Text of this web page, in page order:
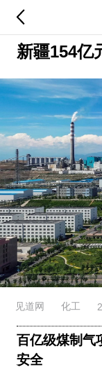
新疆154亿
见道网 化工
百亿级煤制气
安全